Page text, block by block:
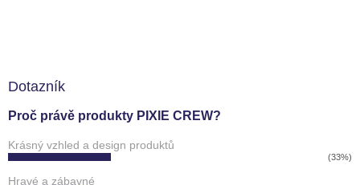
Dotazník
Proč právě produkty PIXIE CREW?
Krásný vzhled a design produktů
(33%)
Hravé a zábavné